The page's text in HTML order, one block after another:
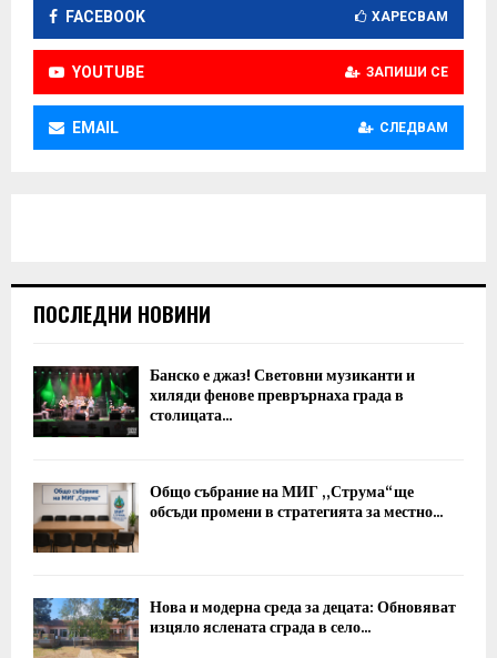
FACEBOOK ХАРЕСВАМ
YOUTUBE ЗАПИШИ СЕ
EMAIL СЛЕДВАМ
ПОСЛЕДНИ НОВИНИ
Банско е джаз! Световни музиканти и
хиляди фенове преврърнаха града в
столицата...
Общо събрание на МИГ „Струма“ ще
обсъди промени в стратегията за местно...
Нова и модерна среда за децата: Обновяват
изцяло яслената сграда в село...